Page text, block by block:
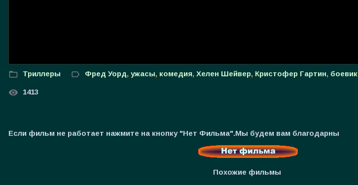
Триллеры Фред Уорд, ужасы, комедия, Хелен Шейвер, Кристофер Гартин, боевик
1413
Если фильм не работает нажмите на кнопку "Нет Фильма".Мы будем вам благодарны
Похожие фильмы